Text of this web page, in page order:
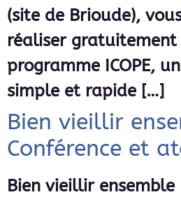
(site de Brioude),
réaliser gratuitement
programme ICOPE,
simple et rapide […]
Bien vieillir
Conférence et
Bien vieillir ensemble